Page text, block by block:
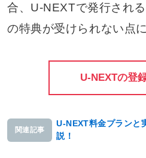
合、U-NEXTで発行され
の特典が受けられない点
U-NEXTの登
関連記事
U-NEXT料金プランと
説！